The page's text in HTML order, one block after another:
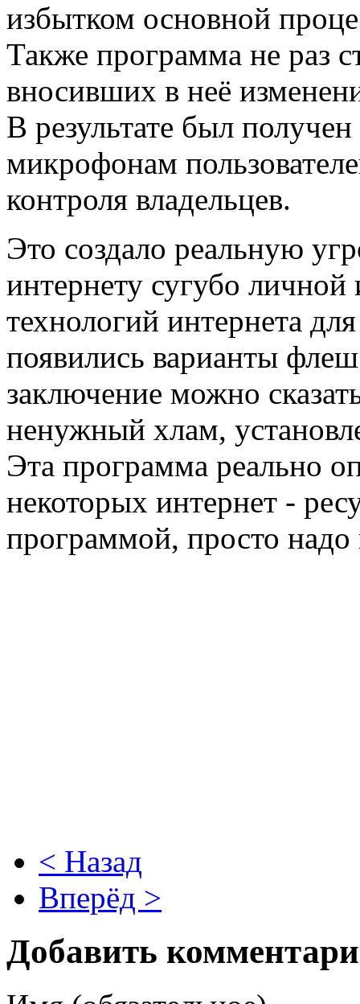
избытком основной
Также программа не раз
вносивших в неё
В результате был
микрофонам
контроля владельцев.
Это создало реальную
интернету сугубо
технологий интернета
появились варианты
заключение можно
ненужный хлам,
Эта программа реально
некоторых интернет -
программой, просто надо
< Назад
Вперёд >
Добавить